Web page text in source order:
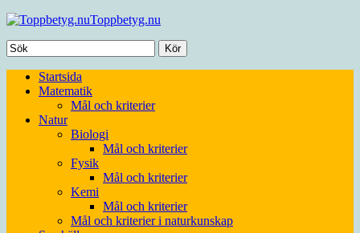
Toppbetyg.nu
Startsida
Matematik
Mål och kriterier
Natur
Biologi
Mål och kriterier
Fysik
Mål och kriterier
Kemi
Mål och kriterier
Mål och kriterier i naturkunskap